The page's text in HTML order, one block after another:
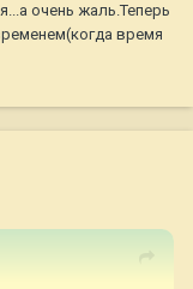
очень жаль.Теперь
время